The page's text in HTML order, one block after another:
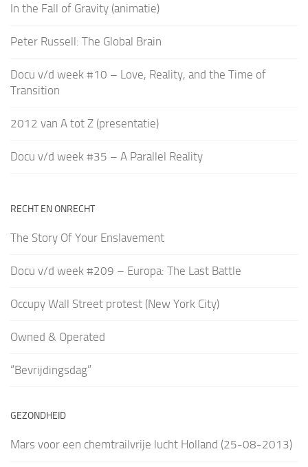
In the Fall of Gravity (animatie)
Peter Russell: The Global Brain
Docu v/d week #10 – Love, Reality, and the Time of
Transition
2012 van A tot Z (presentatie)
Docu v/d week #35 – A Parallel Reality
RECHT EN ONRECHT
The Story Of Your Enslavement
Docu v/d week #209 – Europa: The Last Battle
Occupy Wall Street protest (New York City)
Owned & Operated
“Bevrijdingsdag”
GEZONDHEID
Mars voor een chemtrailvrije lucht Holland (25-08-2013)